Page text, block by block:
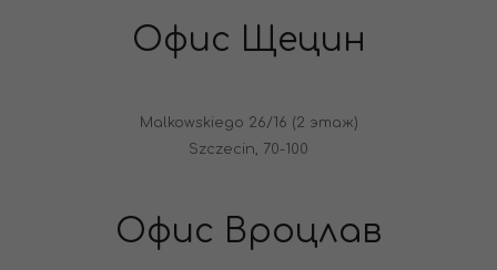
Офис Щецин
Malkowskiego 26/16 (2 этаж)
Szczecin, 70-100
Офис Вроцлав